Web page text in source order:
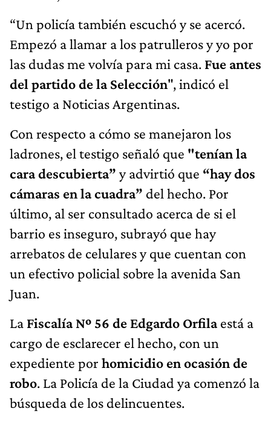
“Un policía también escuchó y se acercó.
Empezó a llamar a los patrulleros y yo por
las dudas me volvía para mi casa. Fue antes
del partido de la Selección", indicó el
testigo a Noticias Argentinas.
Con respecto a cómo se manejaron los
ladrones, el testigo señaló que "tenían la
cara descubierta” y advirtió que “hay dos
cámaras en la cuadra” del hecho. Por
último, al ser consultado acerca de si el
barrio es inseguro, subrayó que hay
arrebatos de celulares y que cuentan con
un efectivo policial sobre la avenida San
Juan.
La Fiscalía Nº 56 de Edgardo Orfilaestá a
cargo de esclarecer el hecho, con un
expediente por homicidio en ocasión de
robo. La Policía de la Ciudad ya comenzó la
búsqueda de los delincuentes.